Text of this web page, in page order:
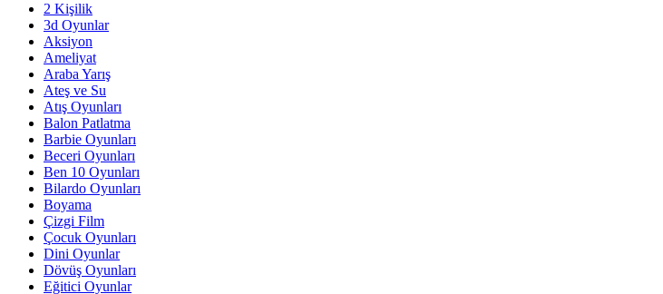
2 Kişilik
3d Oyunlar
Aksiyon
Ameliyat
Araba Yarış
Ateş ve Su
Atış Oyunları
Balon Patlatma
Barbie Oyunları
Beceri Oyunları
Ben 10 Oyunları
Bilardo Oyunları
Boyama
Çizgi Film
Çocuk Oyunları
Dini Oyunlar
Dövüş Oyunları
Eğitici Oyunlar